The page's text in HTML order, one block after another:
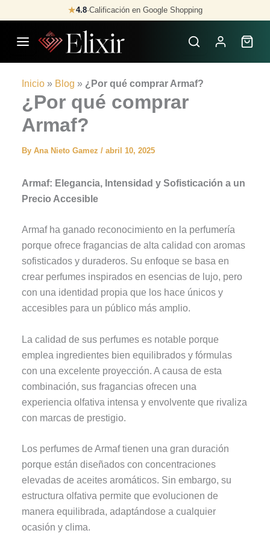
to
content
★4.8·Calificación en Google Shopping
Inicio » Blog » ¿Por qué comprar Armaf?
¿Por qué comprar
Armaf?
By Ana Nieto Gamez / abril 10, 2025
Armaf: Elegancia, Intensidad y Sofisticación a un
Precio Accesible
Armaf ha ganado reconocimiento en la perfumería
porque ofrece fragancias de alta calidad con aromas
sofisticados y duraderos. Su enfoque se basa en
crear perfumes inspirados en esencias de lujo, pero
con una identidad propia que los hace únicos y
accesibles para un público más amplio.
La calidad de sus perfumes es notable porque
emplea ingredientes bien equilibrados y fórmulas
con una excelente proyección. A causa de esta
combinación, sus fragancias ofrecen una
experiencia olfativa intensa y envolvente que rivaliza
con marcas de prestigio.
Los perfumes de Armaf tienen una gran duración
porque están diseñados con concentraciones
elevadas de aceites aromáticos. Sin embargo, su
estructura olfativa permite que evolucionen de
manera equilibrada, adaptándose a cualquier
ocasión y clima.